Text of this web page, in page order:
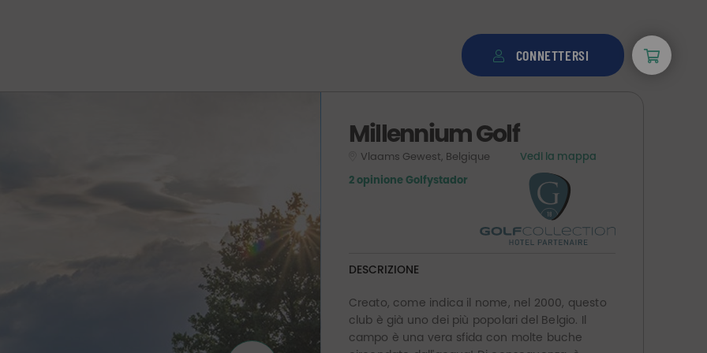
CONNETTERSI
Millennium Golf
Vlaams Gewest, Belgique
Vedi la mappa
2 opinione Golfystador
DESCRIZIONE
Creato, come indica il nome, nel 2000, questo
club è già uno dei più popolari del Belgio. Il
campo è una vera sfida con molte buche